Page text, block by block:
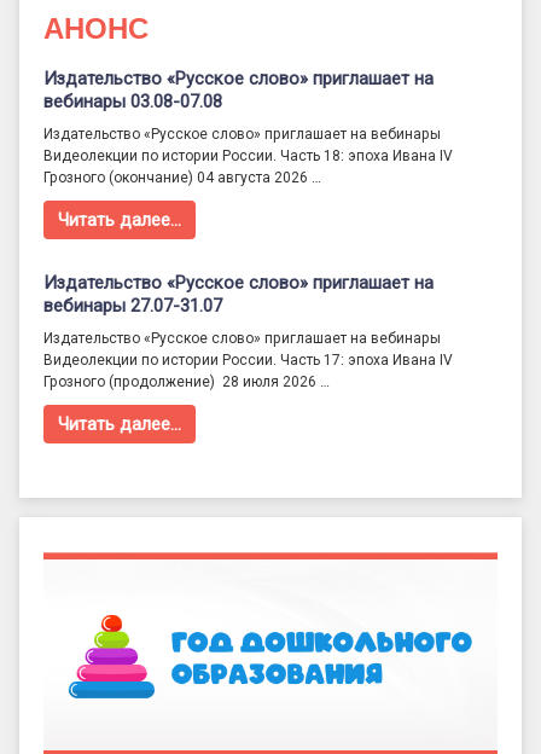
АНОНС
Издательство «Русское слово» приглашает на
вебинары 03.08-07.08
Издательство «Русское слово» приглашает на вебинары
Видеолекции по истории России. Часть 18: эпоха Ивана IV
Грозного (окончание) 04 августа 2026 …
Читать далее…
Издательство «Русское слово» приглашает на
вебинары 27.07-31.07
Издательство «Русское слово» приглашает на вебинары
Видеолекции по истории России. Часть 17: эпоха Ивана IV
Грозного (продолжение) 28 июля 2026 …
Читать далее…